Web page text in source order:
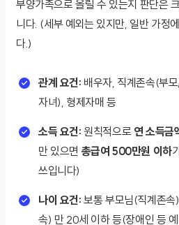
부양가족으로 올릴 수 있는지 판단은
니다. (세부 예외는 있지만, 일반 가정
다.)
관계 요건: 배우자, 직계존속(부
자녀), 형제자매 등
소득 요건: 원칙적으로 연 소득금
만 있으면 총급여 500만원 이하
쓰입니다)
나이 요건: 보통 부모님(직계존
속) 만 20세 이하 등(장애인 등